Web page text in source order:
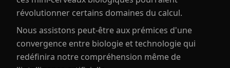
révolutionner certains domaines du calcul.
Nous assistons peut-être aux prémices d'une
convergence entre biologie et technologie qui
redéfinira notre compréhension même de